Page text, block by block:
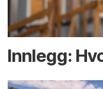
Innlegg: